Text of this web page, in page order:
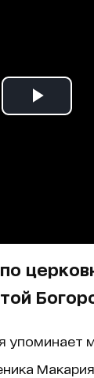
упоминает
Макария